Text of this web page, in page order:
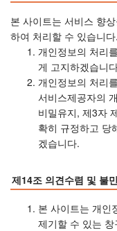
본 사이트는 서비스 향
하여 처리할 수 있습니다.
개인정보의 처리
게 고지하겠습니
개인정보의 처리
서비스제공자의
비밀유지, 제3자
확히 규정하고 당
겠습니다.
제14조 의견수렴 및 불
본 사이트는 개인
제기할 수 있는